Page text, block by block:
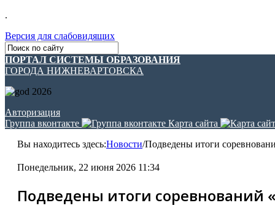
.
Версия для слабовидящих
ПОРТАЛ СИСТЕМЫ ОБРАЗОВАНИЯ
ГОРОДА НИЖНЕВАРТОВСКА
Авторизация
Группа вконтакте
Карта сайта
Вы находитесь здесь:Новости/Подведены итоги
Понедельник, 22 июня 2026 11:34
Подведены итоги соревнований